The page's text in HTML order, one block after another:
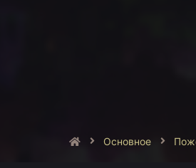
Основное